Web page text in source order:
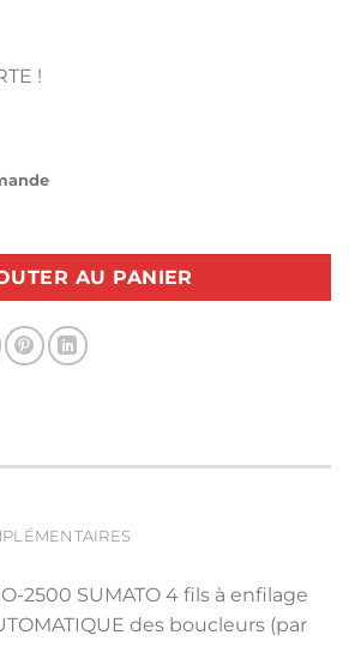
!
JUKI MO-2500 SUMATO
AU PANIER
2500 SUMATO 4 fils à enfilage
des boucleurs (par